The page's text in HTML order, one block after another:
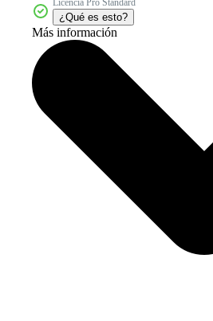
Licencia Pro Standard
¿Qué es esto?
Más información